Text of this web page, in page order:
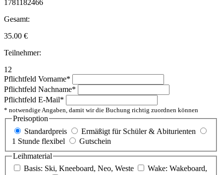
1781182466
Gesamt:
35.00 €
Teilnehmer:
12
Pflichtfeld Vorname*
Pflichtfeld Nachname*
Pflichtfeld E-Mail*
* notwendige Angaben, damit wir die Buchung richtig zuordnen können
Preisoption
Standardpreis
Ermäßigt für Schüler & Abiturienten
1 Stunde flexibel
Gutschein
Leihmaterial
Basis: Ski, Kneeboard, Neo, Weste
Wake: Wakeboard,